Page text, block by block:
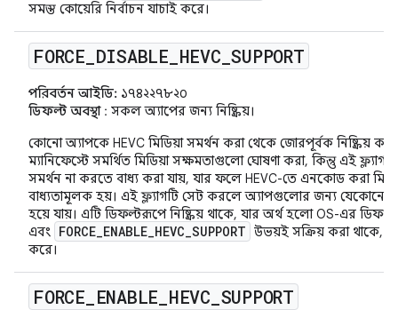
সমস্ত কোয়েরি নির্বাচন যাচাই করে।
FORCE DISABLE HEVC _SUPPORT
পরিবর্তন আইডি: ১৭৪২২৭৮২০
ডিফল্ট অবস্থা: সকল অ্যাপের জন্য নিষ্ক্রিয়।
কোনো অ্যাপকে HEVC মিডিয়া সমর্থন করা থেকে জোরপূর্বক নিষ্ক্রিয়
ম্যানিফেস্টে সমর্থিত মিডিয়া সক্ষমতাগুলো ঘোষণা করা, কিন্তু এই
সমর্থন না করতে বাধ্য করা যায়, যার ফলে HEVC-তে এনকোড করা
বাধ্যতামূলক হয়। এই ফ্ল্যাগটি সেট করলে অ্যাপগুলোর জন্য যেকোনো
হয়ে যায়। এটি ডিফল্টরূপে নিষ্ক্রিয় থাকে, যার অর্থ হলো OS-এর ডিফল্ট
এবং FORCE_ENABLE_HEVC_SUPPORT উভয়ই সক্রিয় করা থাকে,
করে।
FORCE ENABLE HEVC SUPPORT